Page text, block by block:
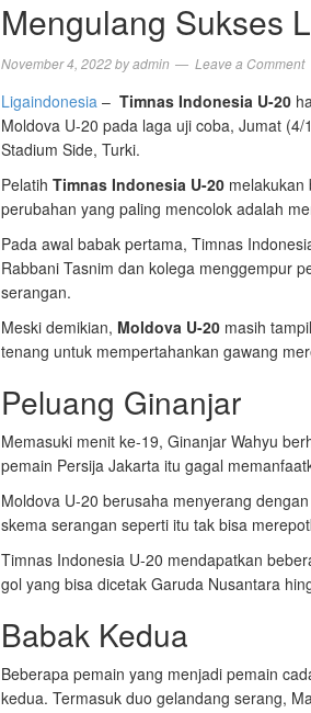
Mengulang Sukses
November 4, 2022byadmin Leave a Comment
Ligaindonesia – Timnas Indonesia U-20
Moldova U-20 pada laga uji coba, Jumat
Stadium Side, Turki.
Pelatih Timnas Indonesia U-20 melakukan
perubahan yang paling mencolok adalah
Pada awal babak pertama, Timnas
Rabbani Tasnim dan kolega menggempur
serangan.
Meski demikian, Moldova U-20 masih
tenang untuk mempertahankan gawang
Peluang Ginanjar
Memasuki menit ke-19, Ginanjar Wahyu
pemain Persija Jakarta itu gagal
Moldova U-20 berusaha menyerang
skema serangan seperti itu tak bisa
Timnas Indonesia U-20 mendapatkan
gol yang bisa dicetak Garuda Nusantara
Babak Kedua
Beberapa pemain yang menjadi pemain
kedua. Termasuk duo gelandang serang,